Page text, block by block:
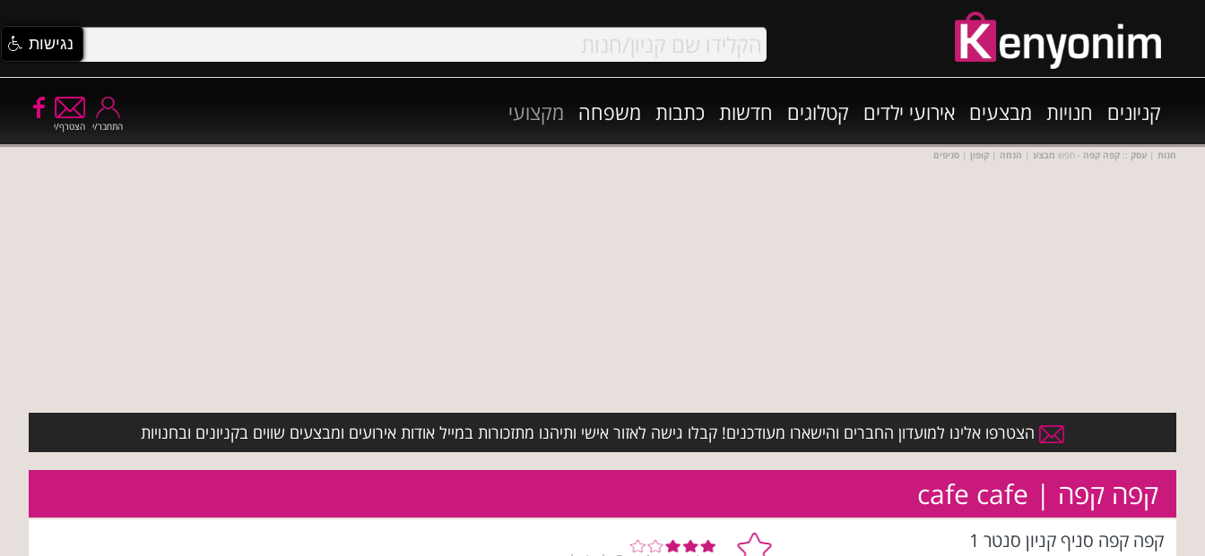
קניונים חנויות מבצעים אירועי ילדים קטלוגים חדשות כתבות משפחה מקצועי
הצטרף/י התחבר/י
חנות | עסק :: קפה קפה - חפש מבצע | הנחה | קופון | סניפים
הצטרפו אלינו למועדון החברים והישארו מעודכנים! קבלו גישה לאזור אישי ותיהנו מתזכורות במייל אודות אירועים ומבצעים שווים בקניונים ובחנויות
קפה קפה | cafe cafe
קפה קפה סניף קניון סנטר 1
נגישות